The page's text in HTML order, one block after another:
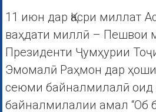
11 июн дар Қасри миллат
ваҳдати миллӣ – Пешвои
Президенти Ҷумҳурии
Эмомалӣ Раҳмон дар
сеюми байналмилалӣ оид
байналмилалии амал “Об